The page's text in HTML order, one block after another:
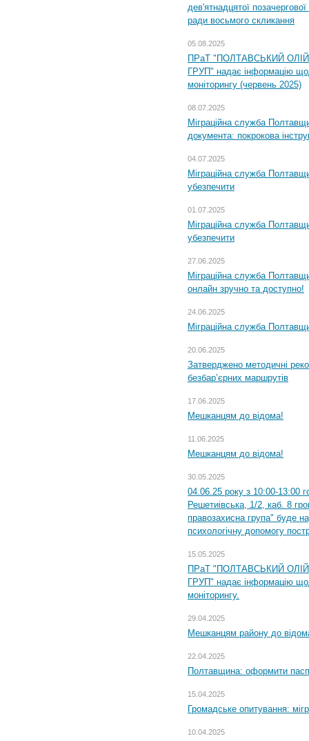
дев'ятнадцятої
ради восьмого скликання
05.08.2025
ПРаТ "ПОЛТАВСЬКИЙ
ГРУП" надає інформацію
моніторингу (червень 2025)
08.07.2025
Міграційна служба
документа: покрокова
04.07.2025
Міграційна служба
убезпечити
01.07.2025
Міграційна служба
убезпечити
27.06.2025
Міграційна служба
онлайн зручно та доступно!
24.06.2025
Міграційна служба
20.06.2025
Затверджено методичні
безбар’єрних маршрутів
17.06.2025
Мешканцям до відома!
11.06.2025
Мешканцям до відома!
30.05.2025
04.06.25 року з 10:00-13:00
Решетиівська, 1/2, каб. 8
правозахисна група" буде
психологічну допомогу
15.05.2025
ПРаТ "ПОЛТАВСЬКИЙ
ГРУП" надає інформацію
моніторингу.
29.04.2025
Мешканцям району до
22.04.2025
Полтавщина: оформити
15.04.2025
Громадське опитування:
10.04.2025